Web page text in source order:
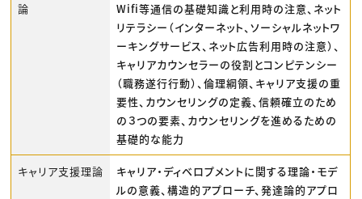
論
Wifi等通信の基礎知識と利用時の注意、ネット
リテラシー（インターネット、ソーシャルネットワ
ーキングサービス、ネット広告利用時の注意）、
キャリアカウンセラーの役割とコンピテンシー
（職務遂行行動）、倫理綱領、キャリア支援の重
要性、カウンセリングの定義、信頼確立のため
の３つの要素、カウンセリングを進めるための
基礎的な能力
キャリア支援理論
キャリア・ディベロプメントに関する理論・モデ
ルの意義、構造的アプローチ、発達論的アプロ